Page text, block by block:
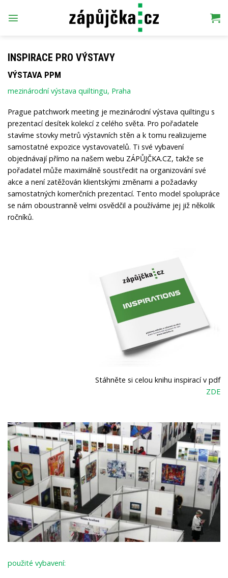
INSPIRACE PRO VÝSTAVY
VÝSTAVA PPM
mezinárodní výstava quiltingu, Praha
Prague patchwork meeting je mezinárodní výstava quiltingu s
prezentací desítek kolekcí z celého světa. Pro pořadatele
stavíme stovky metrů výstavních stěn a k tomu realizujeme
samostatné expozice vystavovatelů. Ti své vybavení
objednávají přímo na našem webu ZÁPŮJČKA.CZ, takže se
pořadatel může maximálně soustředit na organizování své
akce a není zatěžován klientskými změnami a požadavky
samostatných komerčních prezentací. Tento model spolupráce
se nám oboustranně velmi osvědčil a používáme jej již několik
ročníků.
Stáhněte si celou knihu inspirací v pdf
ZDE
použité vybavení: